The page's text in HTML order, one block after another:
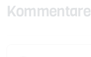
Kommentare